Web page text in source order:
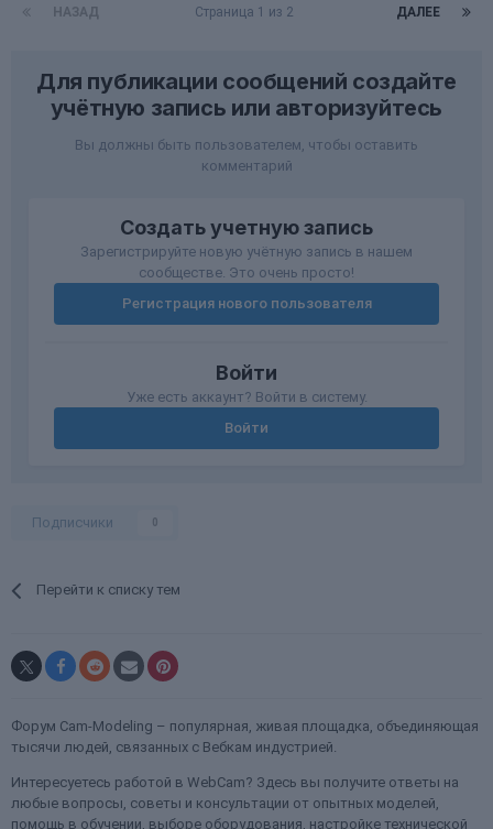
НАЗАД ДАЛЕЕ
Страница 1 из 2
Для публикации сообщений создайте
учётную запись или авторизуйтесь
Вы должны быть пользователем, чтобы оставить
комментарий
Создать учетную запись
Зарегистрируйте новую учётную запись в нашем
сообществе. Это очень просто!
Регистрация нового пользователя
Войти
Уже есть аккаунт? Войти в систему.
Войти
Подписчики 0
Перейти к списку тем
Форум Cam-Modeling – популярная, живая площадка, объединяющая
тысячи людей, связанных с Вебкам индустрией.
Интересуетесь работой в WebCam? Здесь вы получите ответы на
любые вопросы, советы и консультации от опытных моделей,
помощь в обучении, выборе оборудования, настройке технической